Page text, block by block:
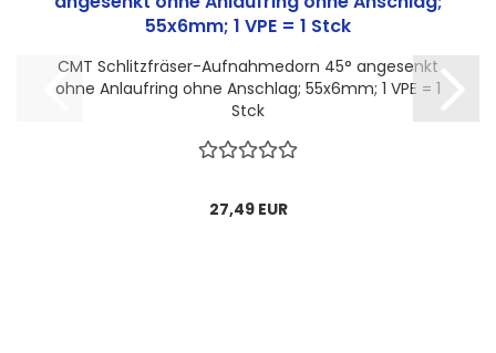
CMT Schlitzfräser-Aufnahmedorn 45° angesenkt
ohne Anlaufring ohne Anschlag; 55x6mm; 1 VPE = 1
Stck
27,49 EUR